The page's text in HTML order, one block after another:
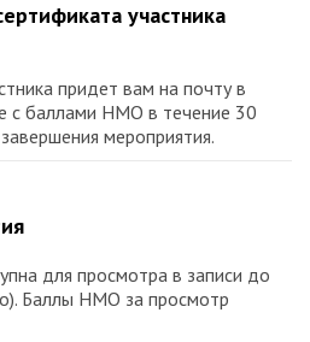
участника
придет вам на почту в
с баллами НМО в течение 30
мероприятия.
для просмотра в записи до
Баллы НМО за просмотр